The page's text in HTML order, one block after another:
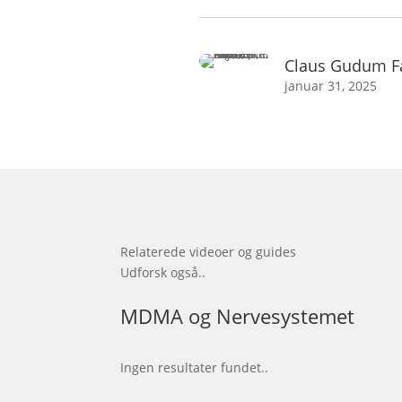
Claus Gudum
januar 31, 2025
Relaterede videoer og guides
Udforsk også..
MDMA og Nervesystemet
Ingen resultater fundet..